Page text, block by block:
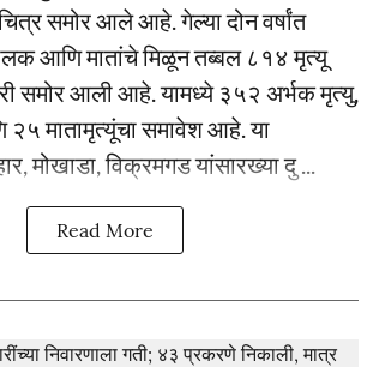
समोर आले आहे. गेल्या दोन वर्षांत
आणि मातांचे मिळून तब्बल ८१४ मृत्यू
समोर आली आहे. यामध्ये ३५२ अर्भक मृत्यु,
मातामृत्यूंचा समावेश आहे. या
मोखाडा, विक्रमगड यांसारख्या दु ...
Read More